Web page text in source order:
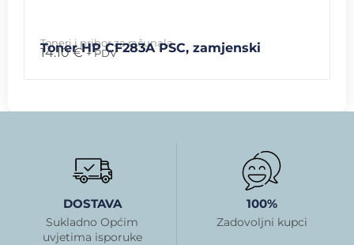
Toneri i pribor za računala
Toner HP CF283A PSC, zamjenski
14.10€ + PDV
DOSTAVA
Sukladno Općim
uvjetima isporuke
100%
Zadovoljni kupci